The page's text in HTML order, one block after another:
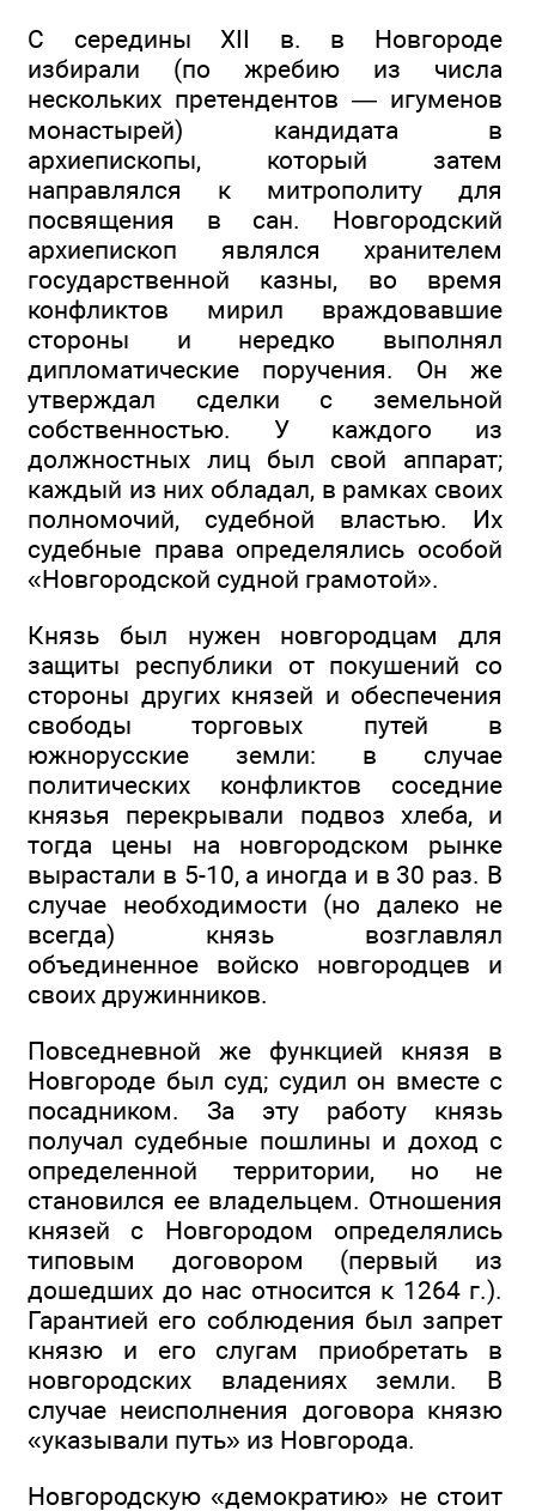
С середины XII в. в Новгороде
избирали (по жребию из числа
нескольких претендентов — игуменов
монастырей) кандидата в
архиепископы, который затем
направлялся к митрополиту для
посвящения в сан. Новгородский
архиепископ являлся хранителем
государственной казны, во время
конфликтов мирил враждовавшие
стороны и нередко выполнял
дипломатические поручения. Он же
утверждал сделки с земельной
собственностью. У каждого из
должностных лиц был свой аппарат;
каждый из них обладал, в рамках своих
полномочий, судебной властью. Их
судебные права определялись особой
«Новгородской судной грамотой».
Князь был нужен новгородцам для
защиты республики от покушений со
стороны других князей и обеспечения
свободы торговых путей в
южнорусские земли: в случае
политических конфликтов соседние
князья перекрывали подвоз хлеба, и
тогда цены на новгородском рынке
вырастали в 5-10, а иногда и в 30 раз. В
случае необходимости (но далеко не
всегда) князь возглавлял
объединенное войско новгородцев и
своих дружинников.
Повседневной же функцией князя в
Новгороде был суд; судил он вместе с
посадником. За эту работу князь
получал судебные пошлины и доход с
определенной территории, но не
становился ее владельцем. Отношения
князей с Новгородом определялись
типовым договором (первый из
дошедших до нас относится к 1264 г.).
Гарантией его соблюдения был запрет
князю и его слугам приобретать в
новгородских владениях земли. В
случае неисполнения договора князю
«указывали путь» из Новгорода.
Новгородскую «демократию» не стоит